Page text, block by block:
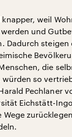
weil
und
Dadurch steigen
die
so
Pechlaner
Eichstätt-